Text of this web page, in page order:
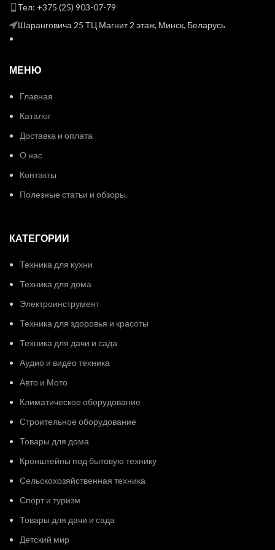
Тел: +375 (25) 903-07-79
Шаранговича 25 ТЦ Магнит 2 этаж, Минск, Беларусь
МЕНЮ
Главная
Каталог
Доставка и оплата
О нас
Контакты
Полезные статьи и обзоры.
КАТЕГОРИИ
Техника для кухни
Техника для дома
Электроинструмент
Техника для здоровья и красоты
Техника для дачи и сада
Аудио и видео техника
Авто и Мото
Климатическое оборудование
Строительное оборудование
Товары для дома
Кронштейны под бытовую технику
Сельскохозяйственная техника
Спорт и туризм
Товары для дачи и сада
Детский мир